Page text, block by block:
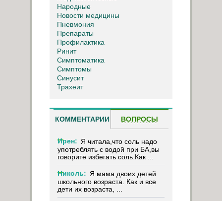
Народные
Новости медицины
Пневмония
Препараты
Профилактика
Ринит
Симптоматика
Симптомы
Синусит
Трахеит
КОММЕНТАРИИ ВОПРОСЫ
Ирен: Я читала,что соль надо
употреблять с водой при БА,вы
говорите избегать соль.Как ...
Николь: Я мама двоих детей
школьного возраста. Как и все
дети их возраста, ...